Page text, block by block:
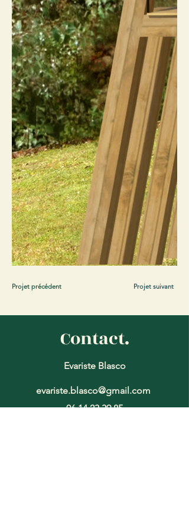
Projet précédent Projet suivant
Contact.
Evariste Blasco
evariste.blasco@gmail.com
‭0614 23 39 85